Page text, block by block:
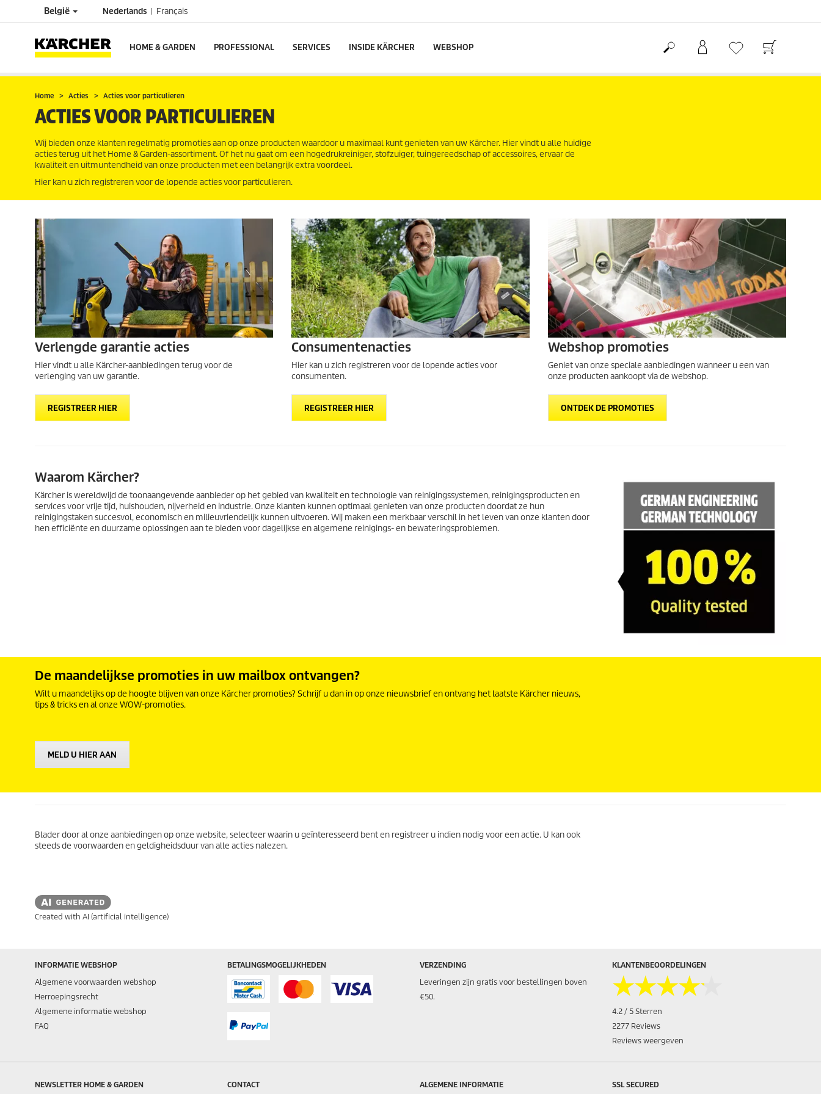
België Nederlands Français
HOME & GARDEN PROFESSIONAL SERVICES INSIDE KÄRCHER WEBSHOP
Home Acties Acties voor particulieren
ACTIES VOOR PARTICULIEREN
Wij bieden onze klanten regelmatig promoties aan op onze producten waardoor u maximaal kunt genieten van uw Kärcher. Hier vindt u alle huidige
acties terug uit het Home & Garden-assortiment. Of het nu gaat om een hogedrukreiniger, stofzuiger, tuingereedschap of accessoires, ervaar de
kwaliteit en uitmuntendheid van onze producten met een belangrijk extra voordeel.
Hier kan u zich registreren voor de lopende acties voor particulieren.
Verlengde garantie acties
Hier vindt u alle Kärcher-aanbiedingen terug voor de
verlenging van uw garantie.
REGISTREER HIER
Consumentenacties
Hier kan u zich registreren voor de lopende acties voor
consumenten.
REGISTREER HIER
Webshop promoties
Geniet van onze speciale aanbiedingen wanneer u een van
onze producten aankoopt via de webshop.
ONTDEK DE PROMOTIES
Waarom Kärcher?
Kärcher is wereldwijd de toonaangevende aanbieder op het gebied van kwaliteit en technologie van reinigingssystemen, reinigingsproducten en
services voor vrije tijd, huishouden, nijverheid en industrie. Onze klanten kunnen optimaal genieten van onze producten doordat ze hun
reinigingstaken succesvol, economisch en milieuvriendelijk kunnen uitvoeren. Wij maken een merkbaar verschil in het leven van onze klanten door
hen efficiënte en duurzame oplossingen aan te bieden voor dagelijkse en algemene reinigings- en bewateringsproblemen.
De maandelijkse promoties in uw mailbox ontvangen?
Wilt u maandelijks op de hoogte blijven van onze Kärcher promoties? Schrijf u dan in op onze nieuwsbrief en ontvang het laatste Kärcher nieuws,
tips & tricks en al onze WOW-promoties.
MELD U HIER AAN
Blader door al onze aanbiedingen op onze website, selecteer waarin u geïnteresseerd bent en registreer u indien nodig voor een actie. U kan ook
steeds de voorwaarden en geldigheidsduur van alle acties nalezen.
Created with AI (artificial intelligence)
INFORMATIE WEBSHOP
Algemene voorwaarden webshop
Herroepingsrecht
Algemene informatie webshop
FAQ
BETALINGSMOGELIJKHEDEN
VERZENDING
Leveringen zijn gratis voor bestellingen boven
€50.
KLANTENBEOORDELINGEN
★★★★★
★★★★★
4.2 / 5 Sterren
2277 Reviews
Reviews weergeven
NEWSLETTER HOME & GARDEN CONTACT ALGEMENE INFORMATIE SSL SECURED